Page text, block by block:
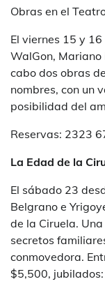
Obras en el
El viernes 15 y
WalGon, Mariano
cabo dos obras
nombres, con un
posibilidad del
Reservas: 2323
La Edad de la
El sábado 23
Belgrano e
de la Ciruela.
secretos
conmovedora.
$5,500,